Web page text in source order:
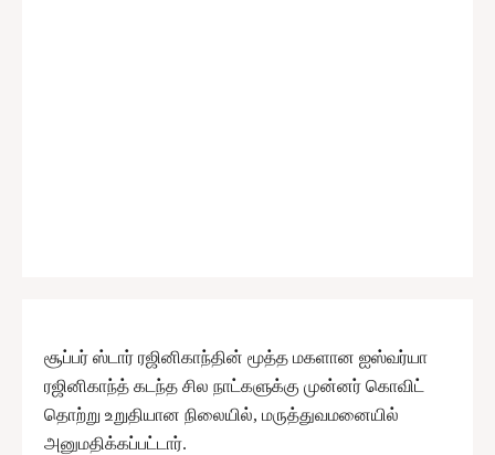
சூப்பர் ஸ்டார் ரஜினிகாந்தின் மூத்த மகளான ஐஸ்வர்யா
ரஜினிகாந்த் கடந்த சில நாட்களுக்கு முன்னர் கொவிட்
தொற்று உறுதியான நிலையில், மருத்துவமனையில்
அனுமதிக்கப்பட்டார்.